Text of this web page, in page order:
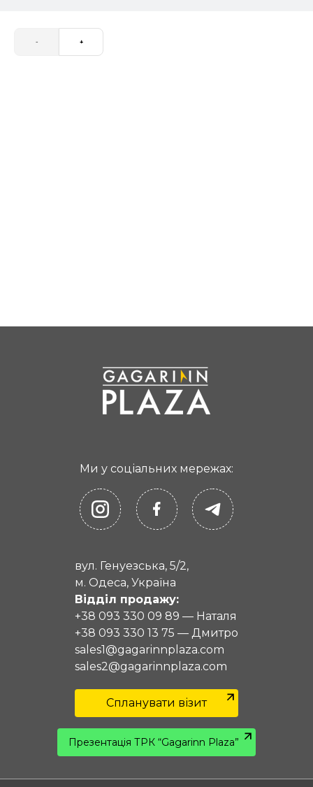
- +
Ми у соціальних мережах:
вул. Генуезська, 5/2,
м. Одеса, Україна
Відділ продажу:
+38 093 330 09 89 — Наталя
+38 093 330 13 75 — Дмитро
sales1@gagarinnplaza.com
sales2@gagarinnplaza.com
Спланувати візит
Презентація ТРК “Gagarinn Plaza”